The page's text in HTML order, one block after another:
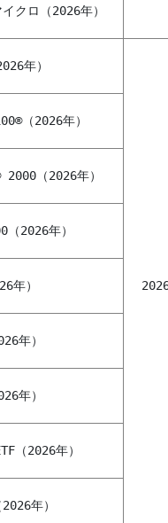
クロ（2026年）
年）
（2026年）
2000（2026年）
（2026年）
年）
年）
年）
（2026年）
年）